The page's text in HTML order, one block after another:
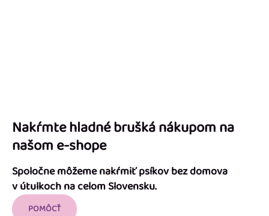
Nakŕmte hladné brušká nákupom na
našom e-shope
Spoločne môžeme nakŕmiť psíkov bez domova
v útulkoch na celom Slovensku.
POMÔCŤ